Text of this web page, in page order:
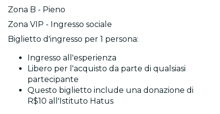
Zona B - Pieno
Zona VIP - Ingresso sociale
Biglietto d'ingresso per 1 persona:
Ingresso all'esperienza
Libero per l'acquisto da parte di qualsiasi
partecipante
Questo biglietto include una donazione di
R$10 all'Istituto Hatus